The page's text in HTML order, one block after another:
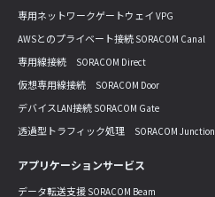
専用ネットワークゲートウェイ VPG
AWSとのプライベート接続 SORACOM Canal
専用線接続 SORACOM Direct
仮想専用線接続 SORACOM Door
デバイスLAN接続 SORACOM Gate
透過型トラフィック処理 SORACOM Junction
アプリケーションサービス
データ転送支援 SORACOM Beam